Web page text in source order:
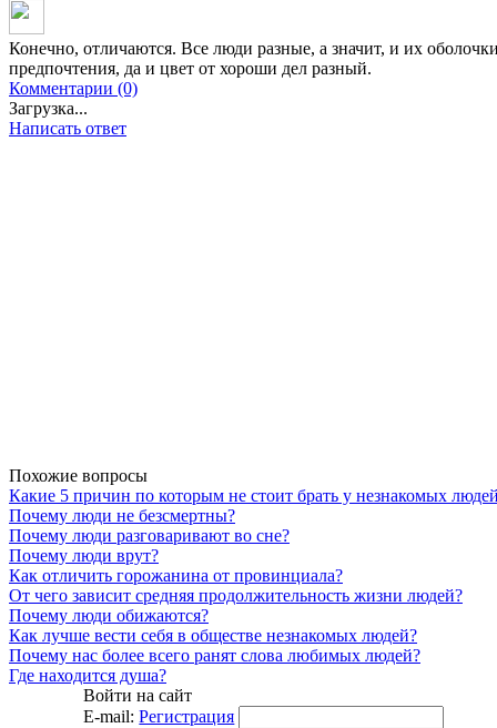
Конечно, отличаются. Все люди разные, а значит, и их
предпочтения, да и цвет от хороши дел разный.
Комментарии (0)
Загрузка...
Написать ответ
Похожие вопросы
Какие 5 причин по которым не стоит брать у незнакомых
Почему люди не безсмертны?
Почему люди разговаривают во сне?
Почему люди врут?
Как отличить горожанина от провинциала?
От чего зависит средняя продолжительность жизни людей?
Почему люди обижаются?
Как лучше вести себя в обществе незнакомых людей?
Почему нас более всего ранят слова любимых людей?
Где находится душа?
Войти на сайт
E-mail: Регистрация